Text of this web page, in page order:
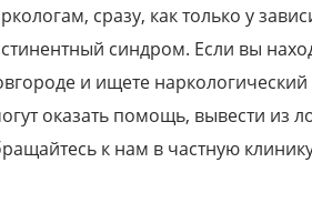
сразу, как только у
синдром. Если вы
и ищете
оказать помощь, вывести из
к нам в частную